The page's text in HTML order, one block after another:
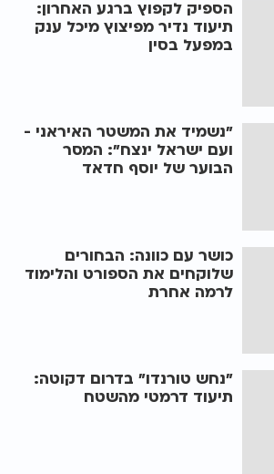
הספיק לקפוץ ברגע האחרון:
תיעוד נדיר מפיצוץ מיכל ענק
במפעל בסין
"נשמיד את המשטר האיראני -
ועם ישראל ינצח": המסר
הבוער של יוסף חדאד
כושר עם כוונה: הבחורים
שלוקחים את הספורט והלימוד
לרמה אחרת
"נחש טורנדו" בדרום דקוטה:
תיעוד דרמטי מהשטח